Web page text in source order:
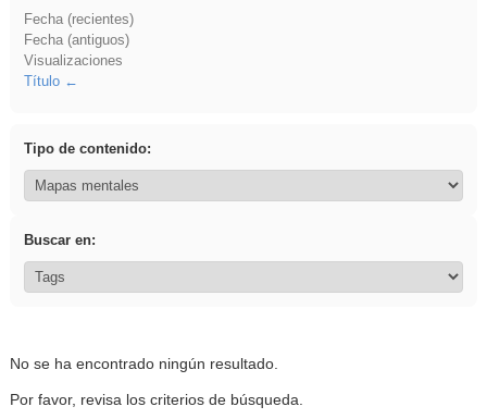
Fecha (recientes)
Fecha (antiguos)
Visualizaciones
Título
Tipo de contenido:
Buscar en:
No se ha encontrado ningún resultado.
Por favor, revisa los criterios de búsqueda.